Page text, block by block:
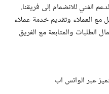
الفني للانضمام إلى فريقنا.
مع العملاء وتقديم خدمة عملاء
الطلبات والمتابعة مع الفريق
عبر الواتس اب